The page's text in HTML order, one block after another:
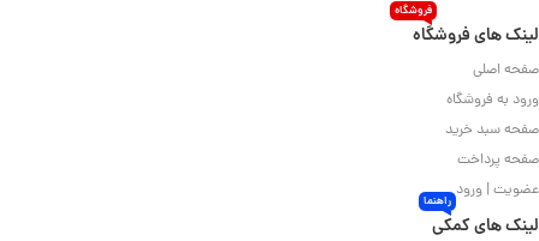
لینک های فروشگاه
فروشگاه
صفحه اصلی
ورود به فروشگاه
صفحه سبد خرید
صفحه پرداخت
عضویت | ورود
لینک های کمکی
راهنما